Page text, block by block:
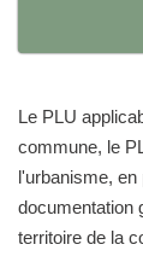
Le PLU
commune, le
l'urbanisme,
documentation
territoire de la